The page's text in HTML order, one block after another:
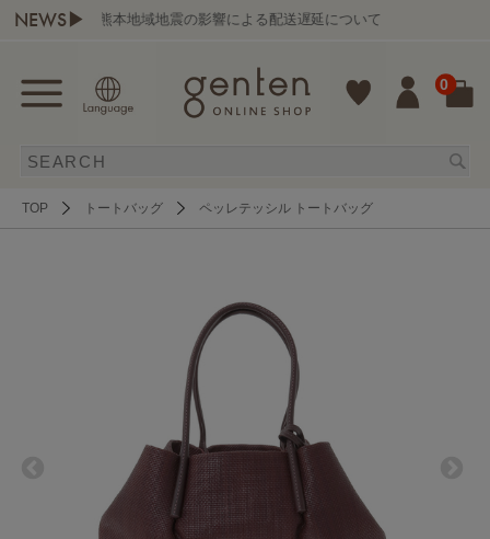
NEWS▶熊本地域地震の影響による配送遅延について
0
TOP トートバッグ ペッレテッシル トートバッグ